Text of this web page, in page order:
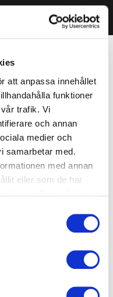
att anpassa innehållet
funktioner
trafik. Vi
och annan
medier och
samarbetar med.
med annan
eller som de har